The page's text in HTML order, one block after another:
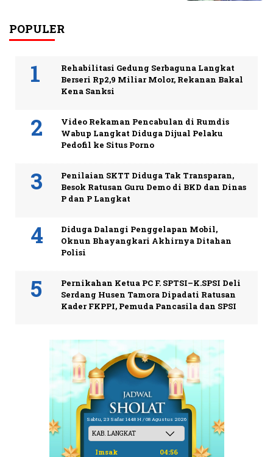
POPULER
Rehabilitasi Gedung Serbaguna Langkat
Berseri Rp2,9 Miliar Molor, Rekanan Bakal
Kena Sanksi
Video Rekaman Pencabulan di Rumdis
Wabup Langkat Diduga Dijual Pelaku
Pedofil ke Situs Porno
Penilaian SKTT Diduga Tak Transparan,
Besok Ratusan Guru Demo di BKD dan Dinas
P dan P Langkat
Diduga Dalangi Penggelapan Mobil,
Oknun Bhayangkari Akhirnya Ditahan
Polisi
Pernikahan Ketua PC F. SPTSI–K.SPSI Deli
Serdang Husen Tamora Dipadati Ratusan
Kader FKPPI, Pemuda Pancasila dan SPSI
Sabtu, 23 Safar 1448 H / 08 Agustus 2026
Imsak 04:56